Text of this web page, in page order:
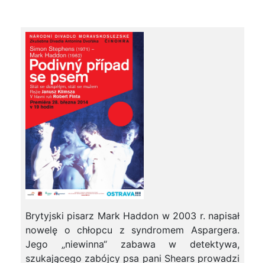
Brytyjski pisarz Mark Haddon w 2003 r. napisał
nowelę o chłopcu z syndromem Aspargera.
Jego „niewinna“ zabawa w detektywa,
szukającego zabójcy psa pani Shears prowadzi